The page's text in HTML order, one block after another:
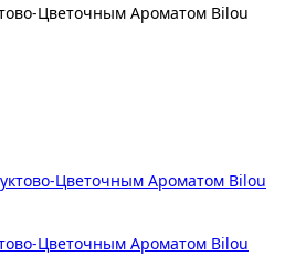
Цветочным Ароматом Bilou
Цветочным Ароматом Bilou